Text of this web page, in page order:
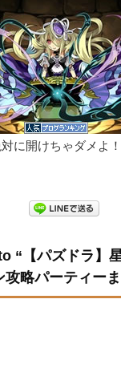
に開けちゃダメよ！
“【パズドラ】
攻略パーティー